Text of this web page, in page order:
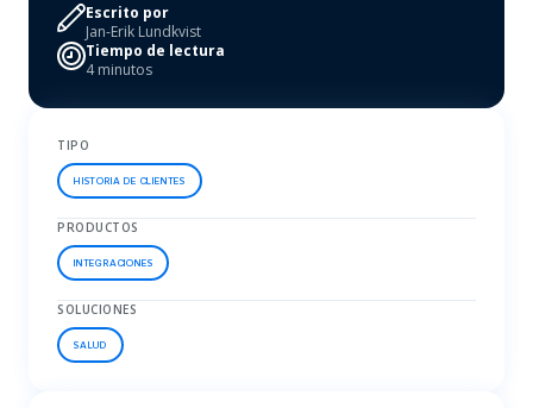
Escrito por
Jan-Erik Lundkvist
Tiempo de lectura
4 minutos
TIPO
HISTORIA DE CLIENTES
PRODUCTOS
INTEGRACIONES
SOLUCIONES
SALUD